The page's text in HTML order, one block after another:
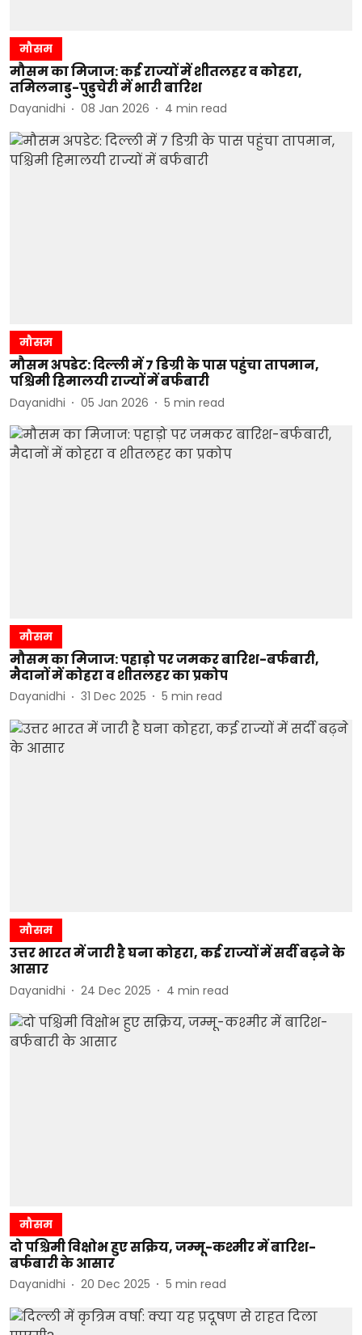
मौसम
मौसम का मिजाज: कई राज्यों में शीतलहर व कोहरा,
तमिलनाडु-पुडुचेरी में भारी बारिश
Dayanidhi 08 Jan 2026 4 min read
मौसम
मौसम अपडेट: दिल्ली में 7 डिग्री के पास पहुंचा तापमान,
पश्चिमी हिमालयी राज्यों में बर्फबारी
Dayanidhi 05 Jan 2026 5 min read
मौसम
मौसम का मिजाज: पहाड़ो पर जमकर बारिश-बर्फबारी,
मैदानों में कोहरा व शीतलहर का प्रकोप
Dayanidhi 31 Dec 2025 5 min read
मौसम
उत्तर भारत में जारी है घना कोहरा, कई राज्यों में सर्दी बढ़ने के
आसार
Dayanidhi 24 Dec 2025 4 min read
मौसम
दो पश्चिमी विक्षोभ हुए सक्रिय, जम्मू-कश्मीर में बारिश-
बर्फबारी के आसार
Dayanidhi 20 Dec 2025 5 min read